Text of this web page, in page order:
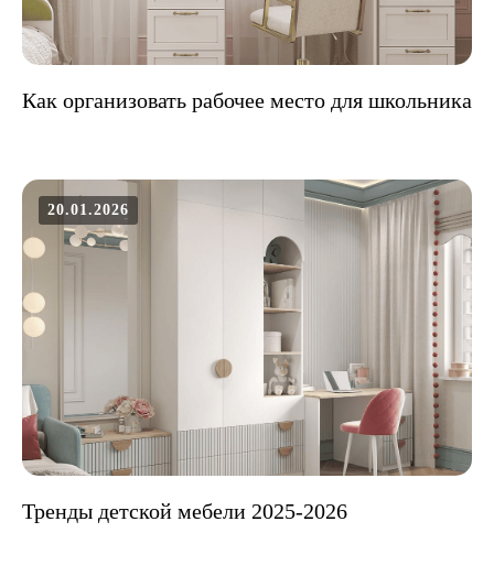
Как организовать рабочее место для школьника
20.01.2026
Тренды детской мебели 2025-2026